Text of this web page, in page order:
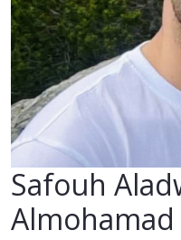
Safouh
Almohamad